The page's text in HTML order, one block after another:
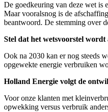
De goedkeuring van deze wet is
Maar vooralsnog is de
beantwoord. De stemming over
Stel dat het wetsvoorstel wordt
Ook na 2030 kan er nog steeds
opgewekte energie verbruiken
Holland Energie volgt de
Voor onze klanten met
opwekking versus verbruik